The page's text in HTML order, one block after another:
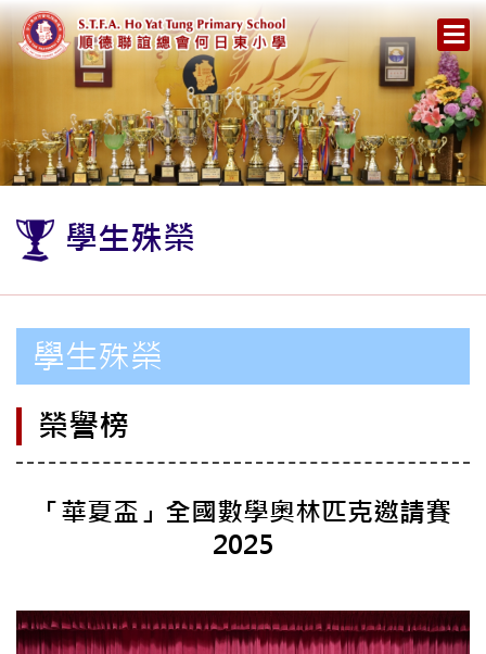
學生殊榮
學生殊榮
榮譽榜
「華夏盃」全國數學奧林匹克邀請賽
2025